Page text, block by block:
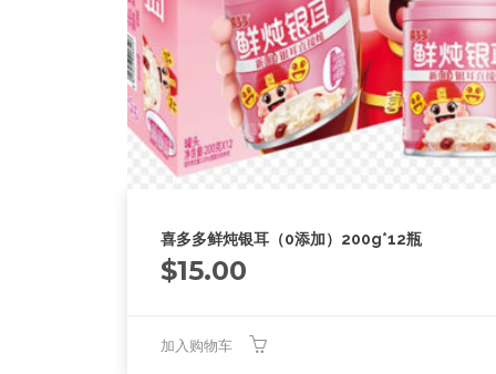
喜多多鲜炖银耳（0添加）200g*12瓶
$15.00
加入购物车